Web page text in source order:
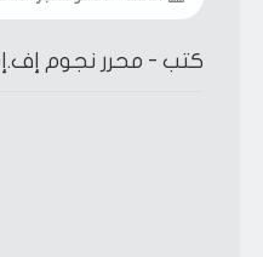
كتب - محرر نجوم